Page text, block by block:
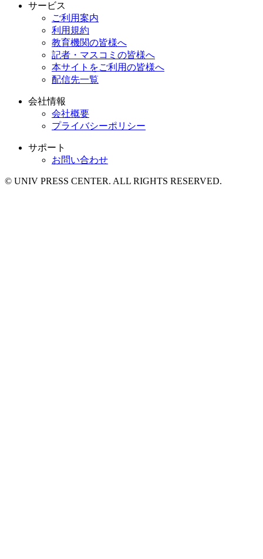
サービス
ご利用案内
利用規約
教育機関の皆様へ
記者・マスコミの皆様へ
本サイトをご利用の皆様へ
配信先一覧
会社情報
会社概要
プライバシーポリシー
サポート
お問い合わせ
© UNIV PRESS CENTER. ALL RIGHTS RESERVED.